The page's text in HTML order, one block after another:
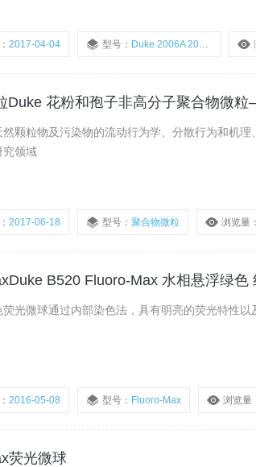
2017-04-04 型号： Duke 2006A 2000系列
Duke 花粉和孢子非高分子聚合物微
然颗粒物及污染物的流动行为学、分散行为和机
究领域
2017-06-18 型号：聚合物微粒 浏览量
B520 Fluoro-Max 水相悬浮绿色
光微球通过内部染色法，具有明亮的荧光特性以
2016-05-08 型号： Fluoro-Max 浏览量
荧光微球